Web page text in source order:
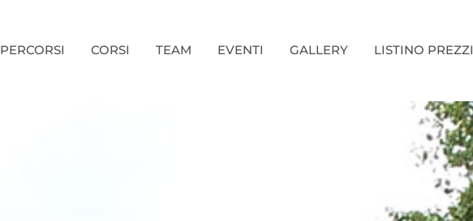
PERCORSI CORSI TEAM EVENTI GALLERY LISTINO PREZZI